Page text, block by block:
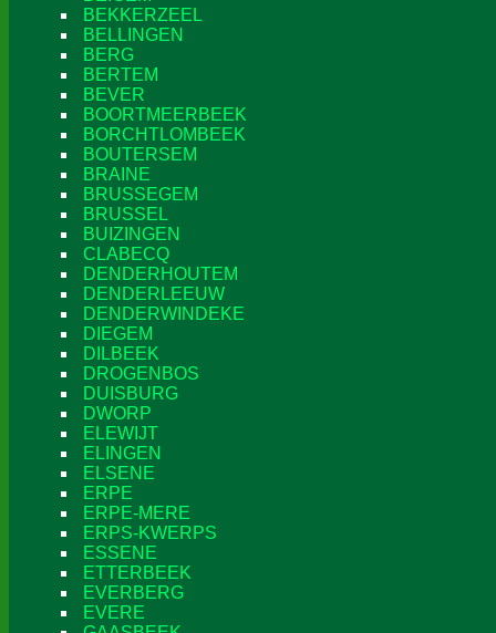
BEKKERZEEL
BELLINGEN
BERG
BERTEM
BEVER
BOORTMEERBEEK
BORCHTLOMBEEK
BOUTERSEM
BRAINE
BRUSSEGEM
BRUSSEL
BUIZINGEN
CLABECQ
DENDERHOUTEM
DENDERLEEUW
DENDERWINDEKE
DIEGEM
DILBEEK
DROGENBOS
DUISBURG
DWORP
ELEWIJT
ELINGEN
ELSENE
ERPE
ERPE-MERE
ERPS-KWERPS
ESSENE
ETTERBEEK
EVERBERG
EVERE